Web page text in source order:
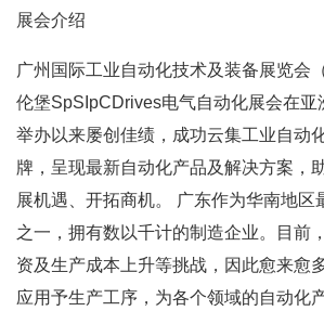
展会介绍
广州国际工业自动化技术及装备展览会
伦堡SpSIpCDrives电气自动化展会在亚
举办以来屡创佳绩，成功云集工业自动
牌，呈现最新自动化产品及解决方案，
展机遇、开拓商机。 广东作为华南地区
之一，拥有数以千计的制造企业。目前
资及生产成本上升等挑战，因此愈来愈
应用予生产工序，为各个领域的自动化